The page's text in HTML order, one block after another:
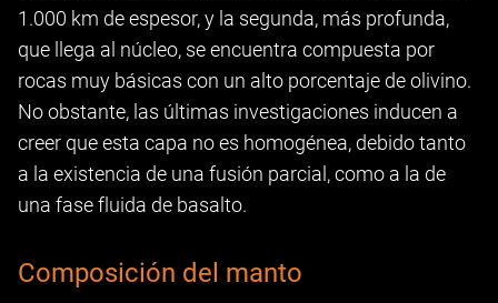
1.000 km de espesor, y la segunda, más profunda,
que llega al núcleo, se encuentra compuesta por
rocas muy básicas con un alto porcentaje de olivino.
No obstante, las últimas investigaciones inducen a
creer que esta capa no es homogénea, debido tanto
a la existencia de una fusión parcial, como a la de
una fase fluida de basalto.
Composición del manto